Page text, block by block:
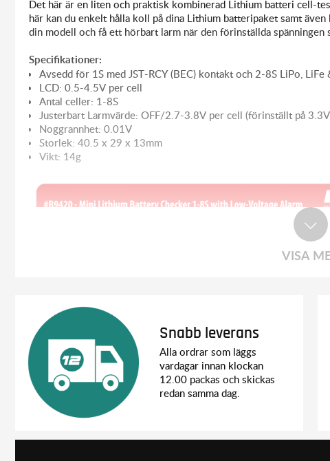
Det här är en liten och praktisk kombinerad Lithium batteri cell-
här kan du enkelt hålla koll på dina Lithium batteripaket samt
din modell och få ett hörbart larm när den förinställda spänningen
Specifikationer:
Avsedd för 1S med JST-RCY (BEC) kontakt och 2-8S LiPo,
LCD: 0.5-4.5V per cell
Antal celler: 1-8S
Justerbart Larmvärde: OFF/2.7-3.8V per cell (förinställt på
Noggrannhet: 0.01V
Storlek: 40.5 x 29 x 13mm
Vikt: 14g
VISA
Snabb leverans
Alla ordrar som läggs
vardagar innan klockan
12.00 packas och skickas
redan samma dag.